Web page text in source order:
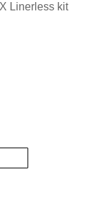
Linerless kit